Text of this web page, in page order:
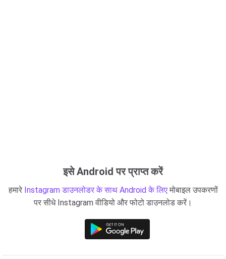
इसे Android पर प्राप्त करें
हमारे Instagram डाउनलोडर के साथ Android के लिएमोबाइल उपकरणों
पर सीधे Instagram वीडियो और फोटो डाउनलोड करें।